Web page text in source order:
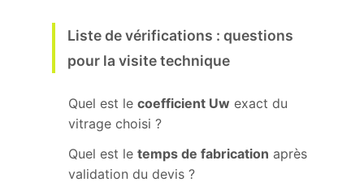
Liste de vérifications : questions
pour la visite technique
Quel est le coefficient Uw exact du
vitrage choisi ?
Quel est le temps de fabrication après
validation du devis ?